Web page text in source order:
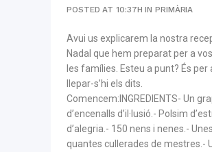
POSTED AT 10:37H INPRIMÀRIA
Avui us explicarem la nostra
Nadal que hem preparat per a
les famílies. Esteu a punt? És per
llepar-s’hi els dits.
Comencem:INGREDIENTS- Un
d’encenalls d’il·lusió.- Polsim
d’alegria.- 150 nens i nenes.- Unes
quantes cullerades de mestres.-